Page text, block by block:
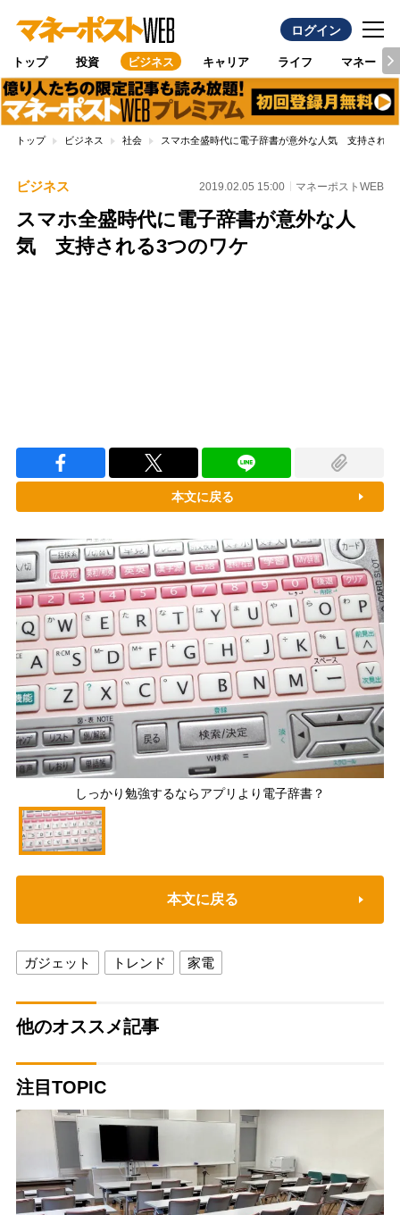
ログイン
トップ 投資 ビジネス キャリア ライフ マネー
トップ ビジネス 社会 スマホ全盛時代に電子辞書が意外な人気 支持される
ビジネス 2019.02.05 15:00 マネーポストWEB
スマホ全盛時代に電子辞書が意外な人
気 支持される3つのワケ
本文に戻る
しっかり勉強するならアプリより電子辞書？
本文に戻る
ガジェット トレンド 家電
他のオススメ記事
注目TOPIC